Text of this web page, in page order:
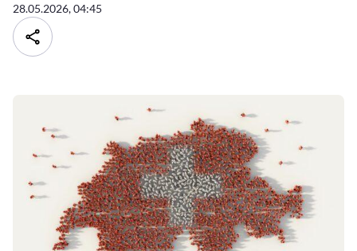
28.05.2026, 04:45